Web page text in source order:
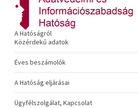
A Hatóságról
Közérdekű adatok
Éves beszámolók
A Hatóság eljárásai
Ügyfélszolgálat, Kapcsolat